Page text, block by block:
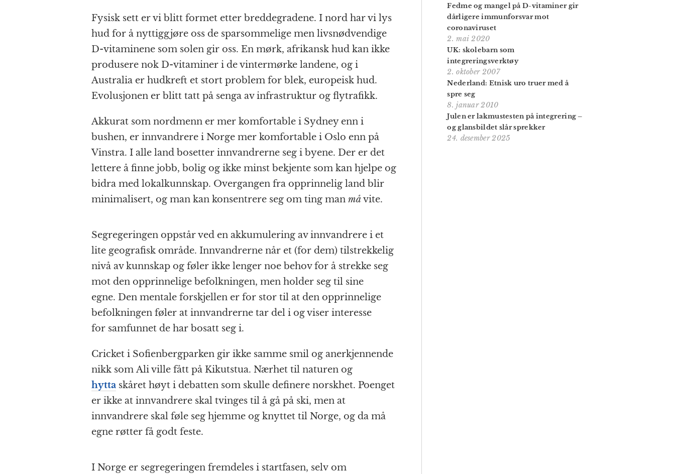
Fysisk sett er vi blitt formet etter breddegradene. I nord har vi lys
hud for å nyttiggjøre oss de sparsommelige men livsnødvendige
D-vitaminene som solen gir oss. En mørk, afrikansk hud kan ikke
produsere nok D-vitaminer i de vintermørke landene, og i
Australia er hudkreft et stort problem for blek, europeisk hud.
Evolusjonen er blitt tatt på senga av infrastruktur og flytrafikk.
Akkurat som nordmenn er mer komfortable i Sydney enn i
bushen, er innvandrere i Norge mer komfortable i Oslo enn på
Vinstra. I alle land bosetter innvandrerne seg i byene. Der er det
lettere å finne jobb, bolig og ikke minst bekjente som kan hjelpe og
bidra med lokalkunnskap. Overgangen fra opprinnelig land blir
minimalisert, og man kan konsentrere seg om ting man måvite.
Segregeringen oppstår ved en akkumulering av innvandrere i et
lite geografisk område. Innvandrerne når et (for dem) tilstrekkelig
nivå av kunnskap og føler ikke lenger noe behov for å strekke seg
mot den opprinnelige befolkningen, men holder seg til sine
egne. Den mentale forskjellen er for stor til at den opprinnelige
befolkningen føler at innvandrerne tar del i og viser interesse
for samfunnet de har bosatt seg i.
Cricket i Sofienbergparken gir ikke samme smil og anerkjennende
nikk som Ali ville fått på Kikutstua. Nærhet til naturen og
hytta skåret høyt i debatten som skulle definere norskhet. Poenget
er ikke at innvandrere skal tvinges til å gå på ski, men at
innvandrere skal føle seg hjemme og knyttet til Norge, og da må
egne røtter få godt feste.
I Norge er segregeringen fremdeles i startfasen, selv om
Fedme og mangel på D-vitaminer gir
dårligere immunforsvar mot
coronaviruset
2. mai 2020
UK: skolebarn som
integreringsverktøy
2. oktober 2007
Nederland: Etnisk uro truer med å
spre seg
8. januar 2010
Julen er lakmustesten på integrering –
og glansbildet slår sprekker
24. desember 2025